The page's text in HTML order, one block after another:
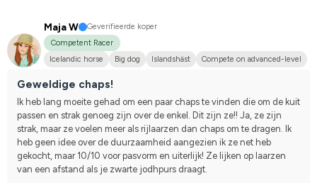
Maja W
Geverifieerde koper
Competent Racer
Icelandic horse
Big dog Islandshäst Compete on advanced-level
Geweldige chaps!
Ik heb lang moeite gehad om een paar chaps te vinden die om de kuit
passen en strak genoeg zijn over de enkel. Dit zijn ze!! Ja, ze zijn
strak, maar ze voelen meer als rijlaarzen dan chaps om te dragen. Ik
heb geen idee over de duurzaamheid aangezien ik ze net heb
gekocht, maar 10/10 voor pasvorm en uiterlijk! Ze lijken op laarzen
van een afstand als je zwarte jodhpurs draagt.